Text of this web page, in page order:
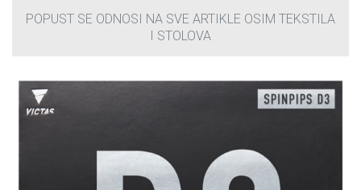
POPUST SE ODNOSI NA SVE ARTIKLE OSIM TEKSTILA
I STOLOVA